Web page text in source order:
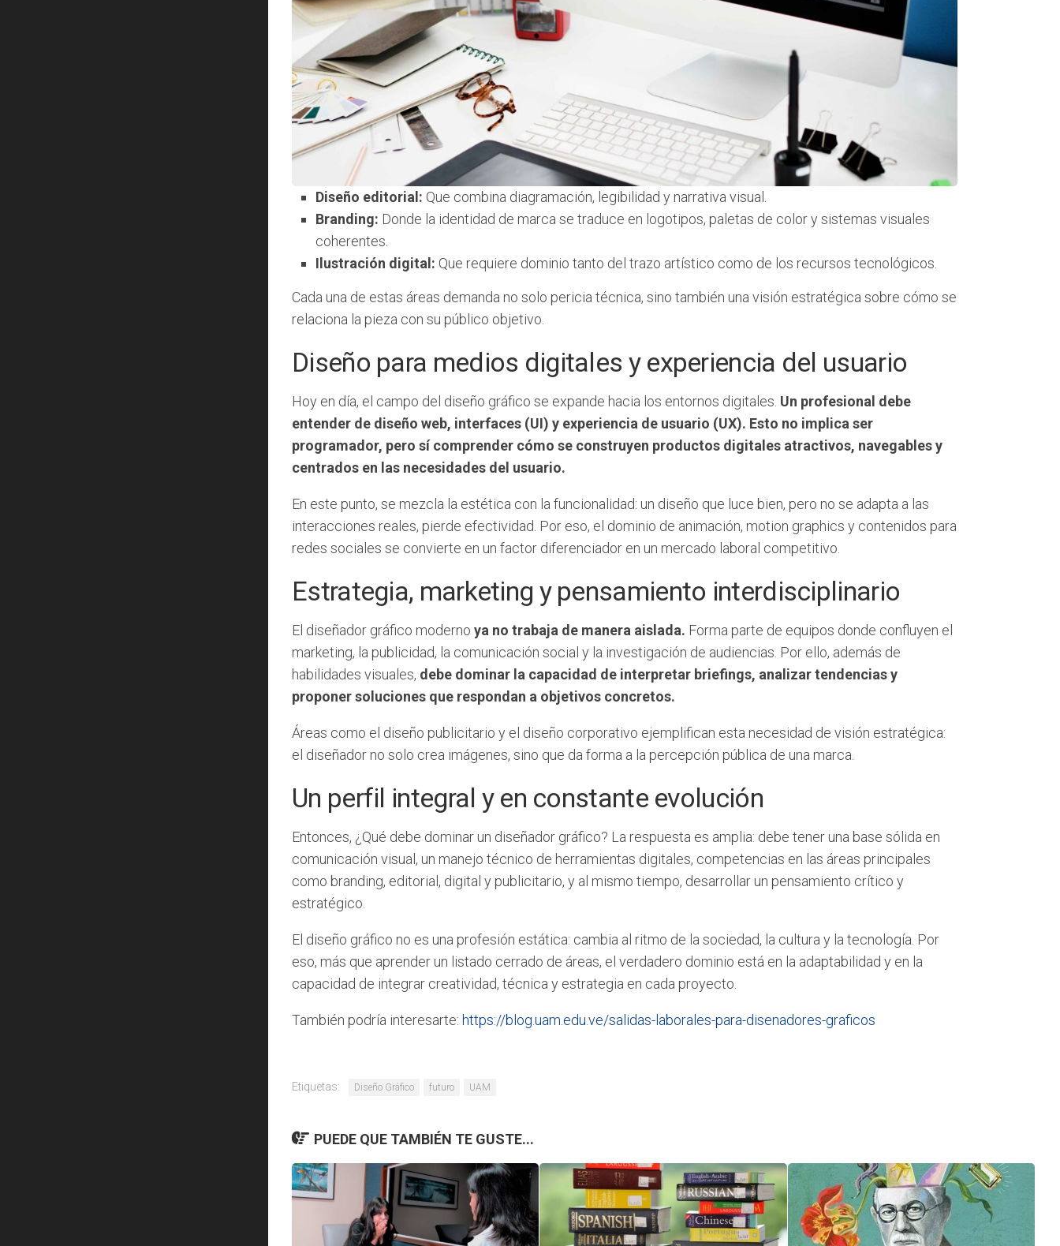
Diseño editorial: Que combina diagramación, legibilidad y narrativa visual.
Branding: Donde la identidad de marca se traduce en logotipos, paletas de color y sistemas visuales
coherentes.
Ilustración digital: Que requiere dominio tanto del trazo artístico como de los recursos tecnológicos.
Cada una de estas áreas demanda no solo pericia técnica, sino también una visión estratégica sobre cómo se
relaciona la pieza con su público objetivo.
Diseño para medios digitales y experiencia del usuario
Hoy en día, el campo del diseño gráfico se expande hacia los entornos digitales. Un profesional debe
entender de diseño web, interfaces (UI) y experiencia de usuario (UX). Esto no implica ser
programador, pero sí comprender cómo se construyen productos digitales atractivos, navegables y
centrados en las necesidades del usuario.
En este punto, se mezcla la estética con la funcionalidad: un diseño que luce bien, pero no se adapta a las
interacciones reales, pierde efectividad. Por eso, el dominio de animación, motion graphics y contenidos para
redes sociales se convierte en un factor diferenciador en un mercado laboral competitivo.
Estrategia, marketing y pensamiento interdisciplinario
El diseñador gráfico moderno ya no trabaja de manera aislada. Forma parte de equipos donde confluyen el
marketing, la publicidad, la comunicación social y la investigación de audiencias. Por ello, además de
habilidades visuales, debe dominar la capacidad de interpretar briefings, analizar tendencias y
proponer soluciones que respondan a objetivos concretos.
Áreas como el diseño publicitario y el diseño corporativo ejemplifican esta necesidad de visión estratégica:
el diseñador no solo crea imágenes, sino que da forma a la percepción pública de una marca.
Un perfil integral y en constante evolución
Entonces, ¿Qué debe dominar un diseñador gráfico? La respuesta es amplia: debe tener una base sólida en
comunicación visual, un manejo técnico de herramientas digitales, competencias en las áreas principales
como branding, editorial, digital y publicitario, y al mismo tiempo, desarrollar un pensamiento crítico y
estratégico.
El diseño gráfico no es una profesión estática: cambia al ritmo de la sociedad, la cultura y la tecnología. Por
eso, más que aprender un listado cerrado de áreas, el verdadero dominio está en la adaptabilidad y en la
capacidad de integrar creatividad, técnica y estrategia en cada proyecto.
También podría interesarte: https://blog.uam.edu.ve/salidas-laborales-para-disenadores-graficos
Etiquetas: Diseño Gráfico futuro UAM
PUEDE QUE TAMBIÉN TE GUSTE...